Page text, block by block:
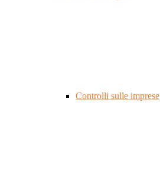
Controlli sulle imprese